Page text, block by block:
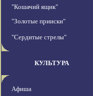
"Кошачий ящик"
"Золотые прииски"
"Сердитые стрелы"
КУЛЬТУРА
Афиша